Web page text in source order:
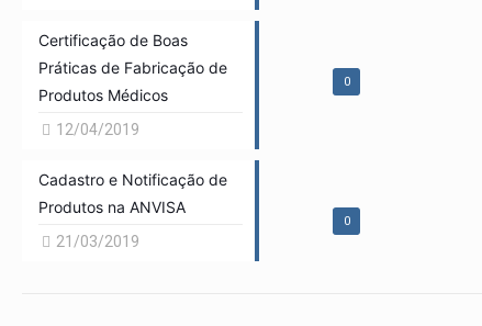
0
Certificação de Boas
Práticas de Fabricação de
Produtos Médicos
12/04/2019
0
Cadastro e Notificação de
Produtos na ANVISA
21/03/2019